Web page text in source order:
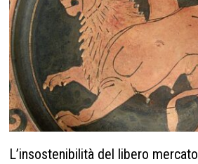
L’insostenibilità del libero mercato